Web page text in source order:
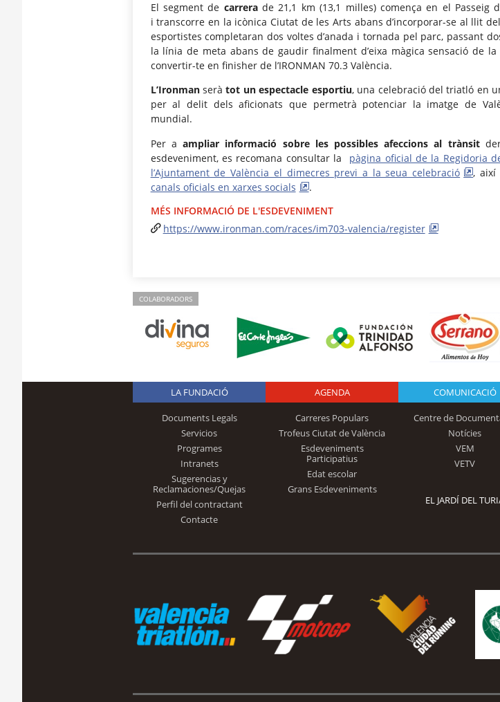
El segment de carrerade 21,1 km (13,1 milles) comença en el Passeig
i transcorre en la icònica Ciutat de les Arts abans d’incorporar-se al llit
esportistes completaran dos voltes d’anada i tornada pel parc, passant
la línia de meta abans de gaudir finalment d’eixa màgica sensació de
convertir-te en finisherde l’IRONMAN 70.3 València.
L’Ironmanserà tot un espectacle esportiu, una celebració del triatló en
per al delit dels aficionats que permetrà potenciar la imatge de
mundial.
Per aampliar informació sobre les possibles afeccions al trànsit
esdeveniment, es recomana consultar la pàgina oficial de la Regidoria
l’Ajuntament de València el dimecres previ a la seua celebració
, així
canals oficials en xarxes socials
.
MÉS INFORMACIÓ DE L'ESDEVENIMENT
https://www.ironman.com/races/im703-valencia/register
COLABORADORS
Logo Fundación
Trinidad Alfonso
LA FUNDACIÓ
Documents Legals
Servicios
Programes
Intranets
Sugerencias y
Reclamaciones/Quejas
Perfil del contractant
Contacte
AGENDA
Carreres Populars
Trofeus Ciutat de València
Esdeveniments
Participatius
Edat escolar
Grans Esdeveniments
COMUNICACIÓ
Centre de
Notícies
VEM
VETV
EL JARDÍ DEL